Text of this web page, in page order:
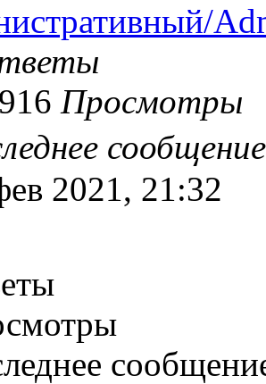
Просмотры
2021, 21:32